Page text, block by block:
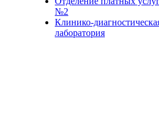
№2
Клинико-
лаборатория